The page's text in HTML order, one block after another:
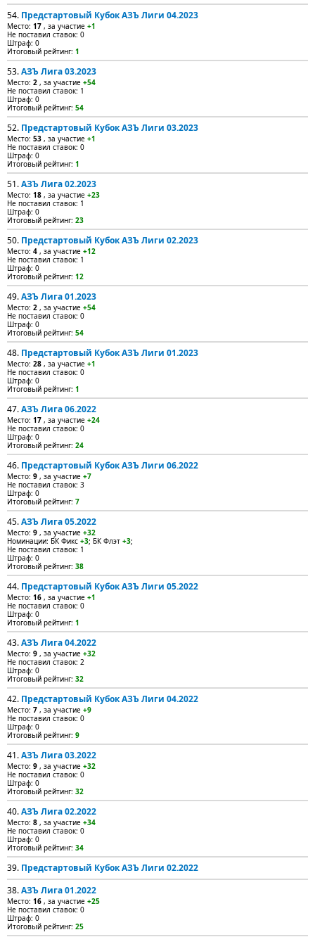
54. Предстартовый Кубок АЗЪ Лиги 04.2023
Место: 17 , за участие +1
Не поставил ставок: 0
Штраф: 0
Итоговый рейтинг: 1
53.АЗЪ Лига 03.2023
Место: 2 , за участие +54
Не поставил ставок: 1
Штраф: 0
Итоговый рейтинг: 54
52. Предстартовый Кубок АЗЪ Лиги 03.2023
Место: 53 , за участие +1
Не поставил ставок: 0
Штраф: 0
Итоговый рейтинг: 1
51.АЗЪ Лига 02.2023
Место: 18 , за участие +23
Не поставил ставок: 1
Штраф: 0
Итоговый рейтинг: 23
50. Предстартовый Кубок АЗЪ Лиги 02.2023
Место: 4 , за участие +12
Не поставил ставок: 1
Штраф: 0
Итоговый рейтинг: 12
49.АЗЪ Лига 01.2023
Место: 2 , за участие +54
Не поставил ставок: 0
Штраф: 0
Итоговый рейтинг: 54
48. Предстартовый Кубок АЗЪ Лиги 01.2023
Место: 28 , за участие +1
Не поставил ставок: 0
Штраф: 0
Итоговый рейтинг: 1
47.АЗЪ Лига 06.2022
Место: 17 , за участие +24
Не поставил ставок: 0
Штраф: 0
Итоговый рейтинг: 24
46. Предстартовый Кубок АЗЪ Лиги 06.2022
Место: 9 , за участие +7
Не поставил ставок: 3
Штраф: 0
Итоговый рейтинг: 7
45.АЗЪ Лига 05.2022
Место: 9 , за участие +32
Номинации: БК Фикс +3; БК Флэт +3;
Не поставил ставок: 1
Штраф: 0
Итоговый рейтинг: 38
44. Предстартовый Кубок АЗЪ Лиги 05.2022
Место: 16 , за участие +1
Не поставил ставок: 0
Штраф: 0
Итоговый рейтинг: 1
43.АЗЪ Лига 04.2022
Место: 9 , за участие +32
Не поставил ставок: 2
Штраф: 0
Итоговый рейтинг: 32
42. Предстартовый Кубок АЗЪ Лиги 04.2022
Место: 7 , за участие +9
Не поставил ставок: 0
Штраф: 0
Итоговый рейтинг: 9
41.АЗЪ Лига 03.2022
Место: 9 , за участие +32
Не поставил ставок: 0
Штраф: 0
Итоговый рейтинг: 32
40.АЗЪ Лига 02.2022
Место: 8 , за участие +34
Не поставил ставок: 0
Штраф: 0
Итоговый рейтинг: 34
39. Предстартовый Кубок АЗЪ Лиги 02.2022
38.АЗЪ Лига 01.2022
Место: 16 , за участие +25
Не поставил ставок: 0
Штраф: 0
Итоговый рейтинг: 25